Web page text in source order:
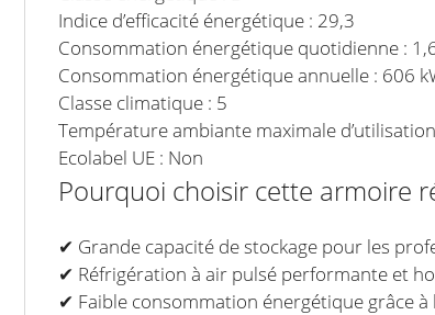
Indice d’efficacité énergétique : 29,3
Consommation énergétique quotidienne :
Consommation énergétique annuelle : 606
Classe climatique : 5
Température ambiante maximale
Ecolabel UE : Non
Pourquoi choisir cette armoire
✔ Grande capacité de stockage pour les
✔ Réfrigération à air pulsé performante et
✔ Faible consommation énergétique grâce à